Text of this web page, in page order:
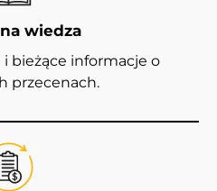
wiedza
i bieżące informacje o
przecenach.